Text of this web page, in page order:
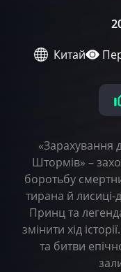
Китай
«Зарахування
Штормів» –
боротьбу
тирана й лисиці-
Принц та
змінити хід
та битви